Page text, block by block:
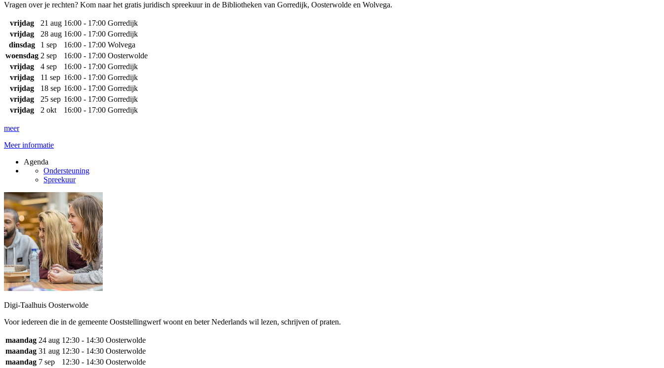
Vragen over je rechten? Kom naar het gratis juridisch spreekuur in de Bibliotheken van Gorredijk, Oosterwolde en Wolvega.
vrijdag 21 aug 16:00 - 17:00 Gorredijk
vrijdag
28 aug 16:00 - 17:00 Gorredijk
dinsdag
1 sep 16:00 - 17:00 Wolvega
woensdag 2 sep 16:00 - 17:00 Oosterwolde
vrijdag
4 sep 16:00 - 17:00 Gorredijk
vrijdag
11 sep 16:00 - 17:00 Gorredijk
vrijdag
18 sep 16:00 - 17:00 Gorredijk
vrijdag
25 sep 16:00 - 17:00 Gorredijk
vrijdag
2 okt 16:00 - 17:00 Gorredijk
meer
Meer informatie
Agenda
Ondersteuning
Spreekuur
Digi-Taalhuis Oosterwolde
Voor iedereen die in de gemeente Ooststellingwerf woont en beter Nederlands wil lezen, schrijven of praten.
maandag 24 aug 12:30 - 14:30 Oosterwolde
maandag 31 aug 12:30 - 14:30 Oosterwolde
maandag 7 sep 12:30 - 14:30 Oosterwolde